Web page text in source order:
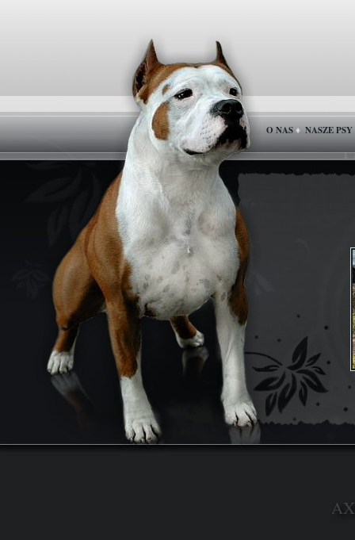
O NAS ♦ NASZE PSY